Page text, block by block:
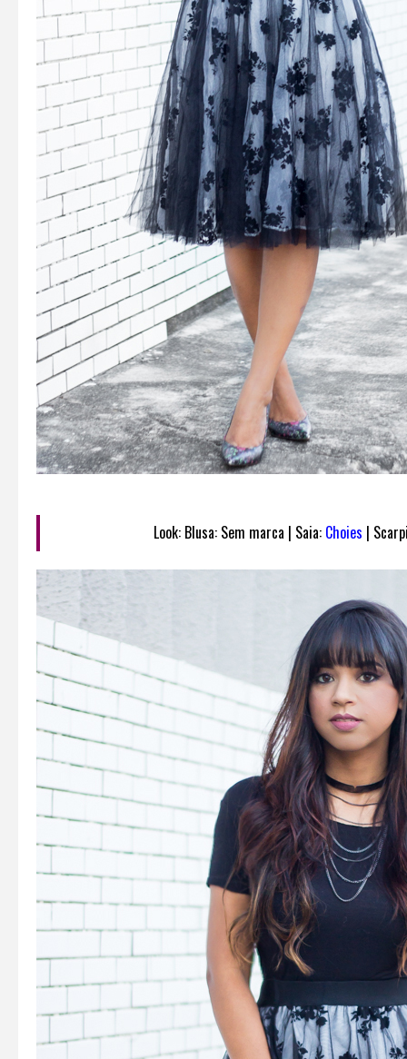
Look: Blusa: Sem marca | Saia: Choies |